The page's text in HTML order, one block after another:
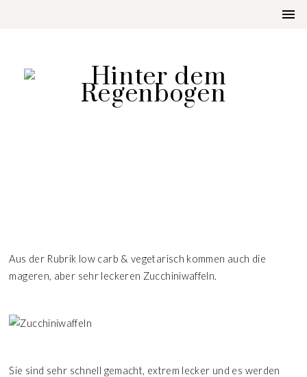
Aus der Rubrik low carb & vegetarisch kommen auch die
mageren, aber sehr leckeren Zucchiniwaffeln.
Sie sind sehr schnell gemacht, extrem lecker und es werden